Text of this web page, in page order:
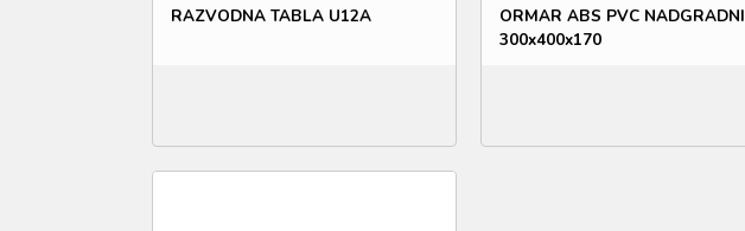
RAZVODNA TABLA U12A
ORMAR ABS PVC NADGRADNI
300x400x170